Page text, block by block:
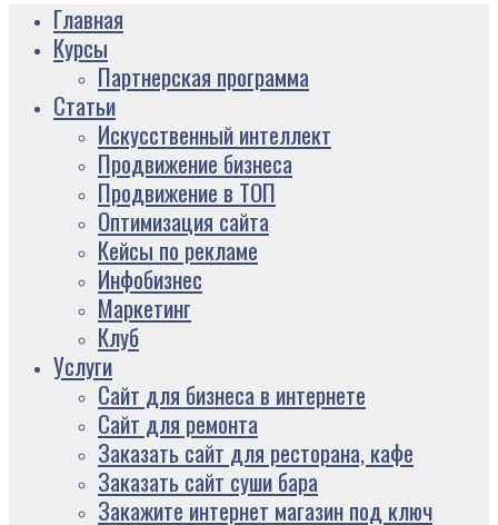
Главная
Курсы
Партнерская программа
Статьи
Искусственный интеллект
Продвижение бизнеса
Продвижение в ТОП
Оптимизация сайта
Кейсы по рекламе
Инфобизнес
Маркетинг
Клуб
Услуги
Сайт для бизнеса в интернете
Сайт для ремонта
Заказать сайт для ресторана, кафе
Заказать сайт суши бара
Закажите интернет магазин под ключ